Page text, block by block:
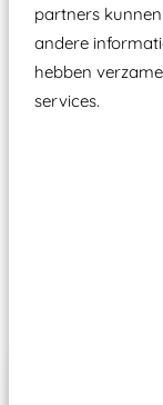
partners
andere
hebben
services.
Elk
moet zijn
certificering,